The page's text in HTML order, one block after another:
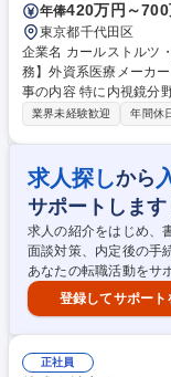
年俸420万円～700
東京都千代田区
企業名 カールストルツ・エ
務】外資系医療メーカ
事の内容 特に内視鏡分
0ヶ国以上に展開して
ィス・倉庫契約、ビル
デント対応■リスク・
産・車両・保険：固定
予算管理、ベンダーコ
ト、入退社・勤怠給与データ管理
系医療メーカー/世界
業界未経験歓迎 年間休
求人探しから
サポートします
求人の紹介をはじめ、
面談対策、内定後の手
あなたの転職活動をサ
登録してサポート
正社員